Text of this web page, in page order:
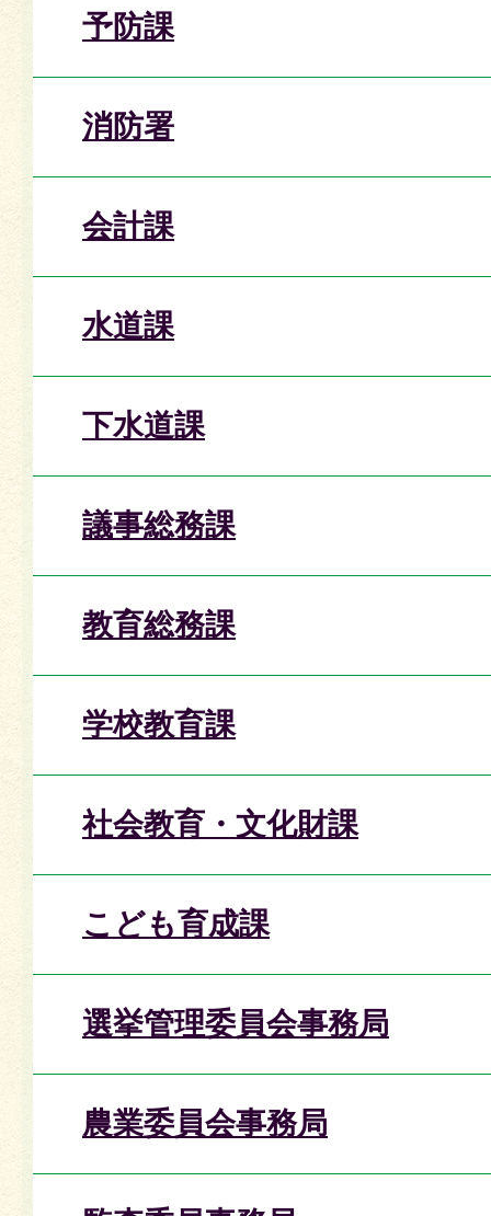
予防課
消防署
会計課
水道課
下水道課
議事総務課
教育総務課
学校教育課
社会教育・文化財課
こども育成課
選挙管理委員会事務局
農業委員会事務局